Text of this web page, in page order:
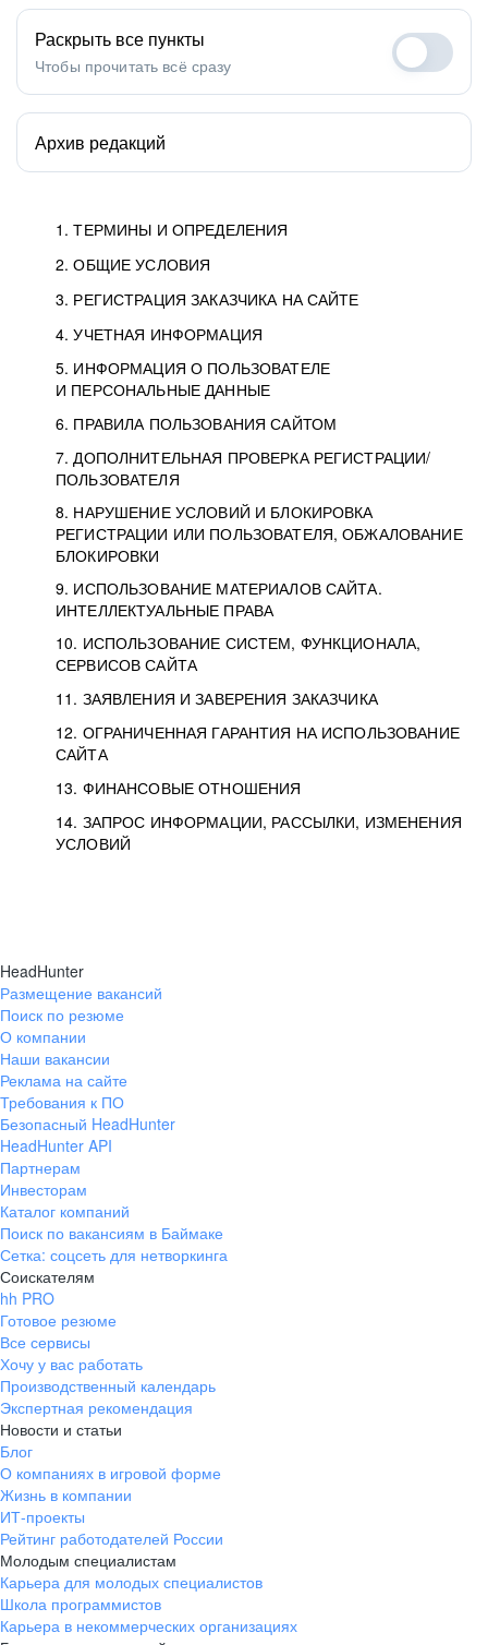
1. ТЕРМИНЫ И ОПРЕДЕЛЕНИЯ
2. ОБЩИЕ УСЛОВИЯ
3. РЕГИСТРАЦИЯ ЗАКАЗЧИКА НА САЙТЕ
4. УЧЕТНАЯ ИНФОРМАЦИЯ
5. ИНФОРМАЦИЯ О ПОЛЬЗОВАТЕЛЕ
И ПЕРСОНАЛЬНЫЕ ДАННЫЕ
6. ПРАВИЛА ПОЛЬЗОВАНИЯ САЙТОМ
7. ДОПОЛНИТЕЛЬНАЯ ПРОВЕРКА РЕГИСТРАЦИИ/
ПОЛЬЗОВАТЕЛЯ
8. НАРУШЕНИЕ УСЛОВИЙ И БЛОКИРОВКА
РЕГИСТРАЦИИ ИЛИ ПОЛЬЗОВАТЕЛЯ, ОБЖАЛОВАНИЕ
БЛОКИРОВКИ
9. ИСПОЛЬЗОВАНИЕ МАТЕРИАЛОВ САЙТА.
ИНТЕЛЛЕКТУАЛЬНЫЕ ПРАВА
10. ИСПОЛЬЗОВАНИЕ СИСТЕМ, ФУНКЦИОНАЛА,
СЕРВИСОВ САЙТА
11. ЗАЯВЛЕНИЯ И ЗАВЕРЕНИЯ ЗАКАЗЧИКА
12. ОГРАНИЧЕННАЯ ГАРАНТИЯ НА ИСПОЛЬЗОВАНИЕ
САЙТА
13. ФИНАНСОВЫЕ ОТНОШЕНИЯ
14. ЗАПРОС ИНФОРМАЦИИ, РАССЫЛКИ, ИЗМЕНЕНИЯ
УСЛОВИЙ
Раскрыть все пункты
Чтобы прочитать всё сразу
Архив редакций
HeadHunter
Размещение вакансий
Поиск по резюме
О компании
Наши вакансии
Реклама на сайте
Требования к ПО
Безопасный HeadHunter
HeadHunter API
Партнерам
Инвесторам
Каталог компаний
Поиск по вакансиям в Баймаке
Сетка: соцсеть для нетворкинга
Соискателям
hh PRO
Готовое резюме
Все сервисы
Хочу у вас работать
Производственный календарь
Экспертная рекомендация
Новости и статьи
Блог
О компаниях в игровой форме
Жизнь в компании
ИТ-проекты
Рейтинг работодателей России
Молодым специалистам
Карьера для молодых специалистов
Школа программистов
Карьера в некоммерческих организациях